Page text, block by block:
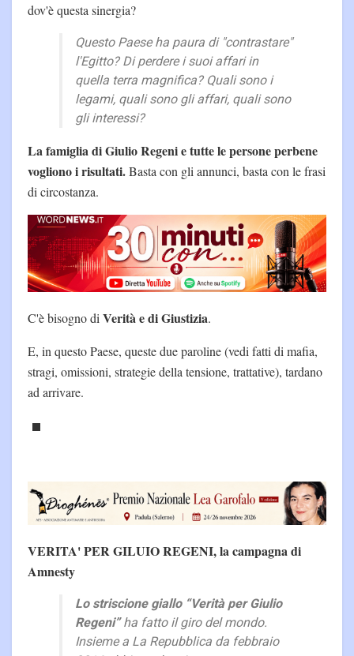
dov'è questa sinergia?
Questo Paese ha paura di "contrastare"
l'Egitto? Di perdere i suoi affari in
quella terra magnifica? Quali sono i
legami, quali sono gli affari, quali sono
gli interessi?
La famiglia di Giulio Regeni e tutte le persone perbene
vogliono i risultati.Basta con gli annunci, basta con le frasi
di circostanza.
C'è bisogno di Verità e di Giustizia.
E, in questo Paese, queste due paroline (vedi fatti di mafia,
stragi, omissioni, strategie della tensione, trattative), tardano
ad arrivare.
VERITA' PER GILUIO REGENI, la campagna di
Amnesty
Lo striscione giallo “Verità per Giulio
Regeni”ha fatto il giro del mondo.
Insieme a La Repubblica da febbraio